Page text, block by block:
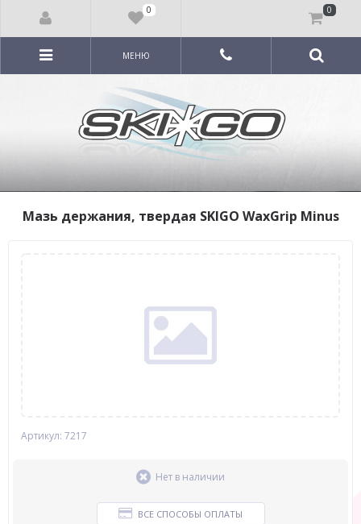
МЕНЮ
Мазь держания, твердая SKIGO WaxGrip Minus
Артикул: 7217
Нет в наличии
ВСЕ СПОСОБЫ ОПЛАТЫ
0 0